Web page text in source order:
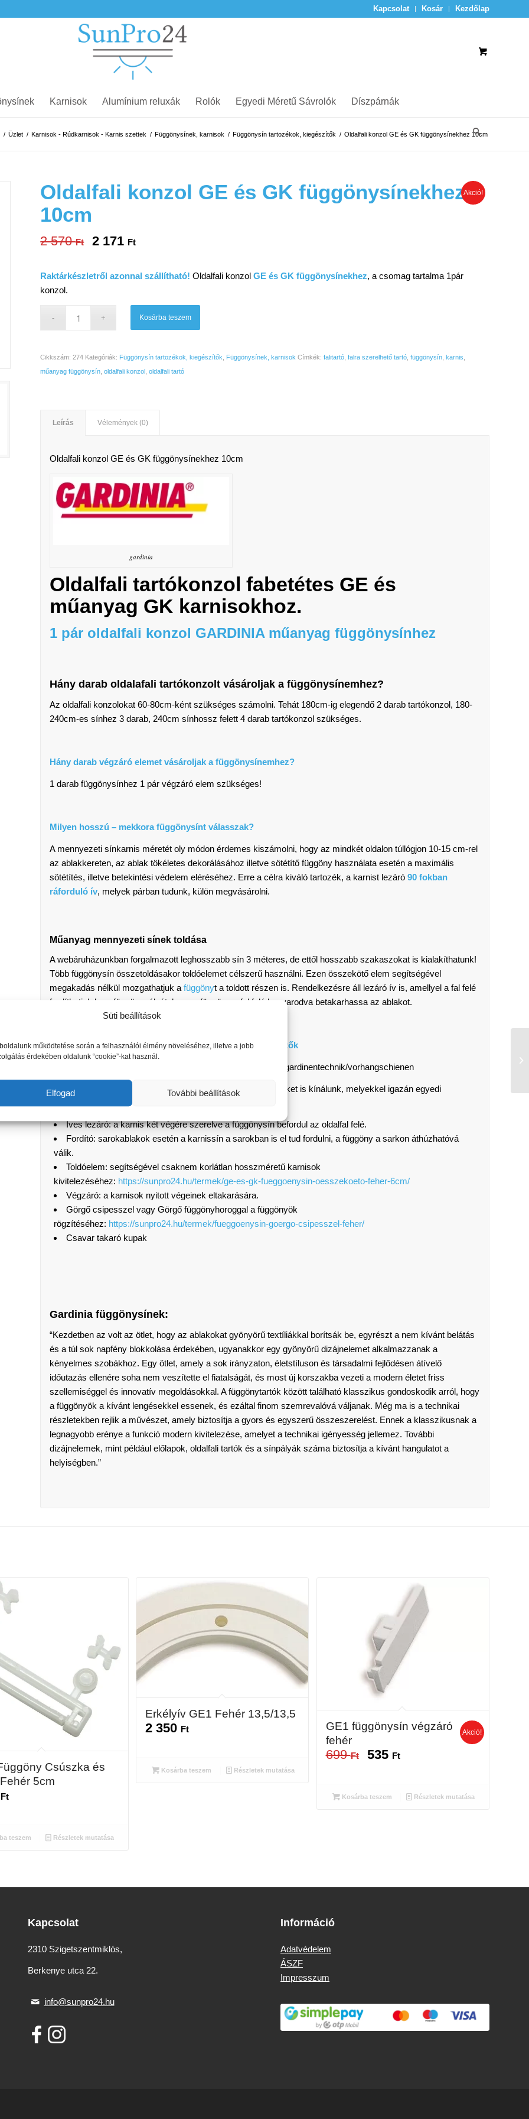
Süti beállítások
működtetése során a felhasználói élmény növeléséhez, illetve a jobb
érdekében oldalunk “cookie”-kat használ.
Elfogad További beállítások
Kapcsolat Kosár Kezdőlap
Karnisok Alumínium reluxák Rolók Egyedi Méretű Sávrolók Díszpárnák
/ Üzlet / Karnisok - Rúdkarnisok - Karnis szettek / Függönysínek, karnisok / Függönysín tartozékok, kiegészítők / Oldalfali konzol GE és GK függönysínekhez 10cm
Akció!
Oldalfali konzol GE és GK függönysínekhez
10cm
2 570Ft
Original
2 171 FtCurrent
Raktárkészletről azonnal szállítható! Oldalfali konzolGE és GK függönysínekhez, a csomag tartalma 1pár
konzol.
Kosárba teszem
Cikkszám:274 Kategóriák: Függönysín tartozékok, kiegészítők Függönysínek, karnisok Címkék:falitartó ,falra szerelhető tartó ,függönysín ,karnis
műanyag függönysín ,oldalfali konzol ,oldalfali tartó
Leírás Vélemények (0)
Oldalfali konzol GE és GK függönysínekhez 10cm
gardinia
Oldalfali tartókonzolfabetétes GE és
műanyag GK karnisokhoz.
1 pár oldalfali konzol GARDINIA műanyag függönysínhez
Hány darab oldalafali tartókonzolt vásároljak a függönysínemhez?
Az oldalfali konzolokat 60-80cm-ként szükséges számolni. Tehát 180cm-ig elegendő 2 darab tartókonzol, 180-
240cm-es sínhez 3 darab, 240cm sínhossz felett 4 darab tartókonzol szükséges.
Hány darab végzáró elemet vásároljak a függönysínemhez?
1 darab függönysínhez 1 pár végzáró elem szükséges!
Milyen hosszú – mekkora függönysínt válasszak?
A mennyezeti sínkarnis méretét oly módon érdemes kiszámolni, hogy az mindkét oldalon túllógjon 10-15 cm-rel
az ablakkereten, az ablak tökéletes dekorálásához illetve sötétítő függöny használata esetén a maximális
sötétítés, illetve betekintési védelem eléréséhez. Erre a célra kiváló tartozék, a karnist lezáró90 fokban
ráforduló ív, melyek párban tudunk, külön megvásárolni.
Műanyag mennyezeti sínek toldása
A webáruházunkban forgalmazott leghosszabb sín 3 méteres, de ettől hosszabb szakaszokat is kialakíthatunk!
Több függönysín összetoldásakor toldóelemet célszerű használni. Ezen összekötő elem segítségével
megakadás nélkül mozgathatjuk afüggönyt a toldott részen is. Rendelkezésre áll lezáró ív is, amellyel a fal felé
fordíthatjuk be a függönypályát, hogy a függöny a fal felé kanyarodva betakarhassa az ablakot.
Ívek, fordulók, toldások, csavar takarás és egyéb kiegészítők
https://www.gardinia.de/produkte/gardinentechnik/vorhangschienen
A műanyag mennyezeti karnissínekhez különböző kiegészítőket is kínálunk, melyekkel igazán egyedi
megoldásokat hozhatnak létre:
Íves lezáró: a karnis két végére szerelve a függönysín befordul az oldalfal felé.
Fordító: sarokablakok esetén a karnissín a sarokban is el tud fordulni, a függöny a sarkon áthúzhatóvá
válik.
Toldóelem: segítségével csaknem korlátlan hosszméretű karnisok
kivitelezéséhez: https://sunpro24.hu/termek/ge-es-gk-fueggoenysin-oesszekoeto-feher-6cm/
Végzáró: a karnisok nyitott végeinek eltakarására.
Görgő csipesszel vagy Görgő függönyhoroggal a függönyök
rögzítéséhez: https://sunpro24.hu/termek/fueggoenysin-goergo-csipesszel-feher/
Csavar takaró kupak
Gardinia függönysínek:
“Kezdetben az volt az ötlet, hogy az ablakokat gyönyörű textíliákkal borítsák be, egyrészt a nem kívánt belátás
és a túl sok napfény blokkolása érdekében, ugyanakkor egy gyönyörű dizájnelemet alkalmazzanak a
kényelmes szobákhoz. Egy ötlet, amely a sok irányzaton, életstíluson és társadalmi fejlődésen átívelő
időutazás ellenére soha nem veszítette el fiatalságát, és most új korszakba vezeti a modern életet friss
szellemiséggel és innovatív megoldásokkal. A függönytartók között található klasszikus gondoskodik arról, hogy
a függönyök a kívánt lengésekkel essenek, és ezáltal finom szemrevalóvá váljanak. Még ma is a technikai
részletekben rejlik a művészet, amely biztosítja a gyors és egyszerű összeszerelést. Ennek a klasszikusnak a
legnagyobb erénye a funkció modern kivitelezése, amelyet a technikai igényesség jellemez. További
dizájnelemek, mint például előlapok, oldalfali tartók és a sínpályák száma biztosítja a kívánt hangulatot a
helyiségben.”
Csúszka és
5cm
Ft
teszem Részletek mutatása
Erkélyív GE1 Fehér 13,5/13,5
2 350 Ft
Kosárba teszem Részletek mutatása
GE1 függönysín végzáró
fehér
699Ft
Original
699 Ft.
535 FtCurrent
535 Ft.
Akció!
Kosárba teszem Részletek mutatása
Kapcsolat
2310 Szigetszentmiklós,
Berkenye utca 22.
info@sunpro24.hu
Információ
Adatvédelem
ÁSZF
Impresszum